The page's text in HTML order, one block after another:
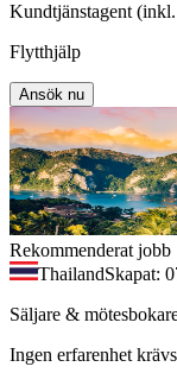
Kundtjänstagent
Flytthjälp
Ansök nu
Rekommenderat jobb
ThailandSkapat:
Säljare &
Ingen erfarenhet krävs